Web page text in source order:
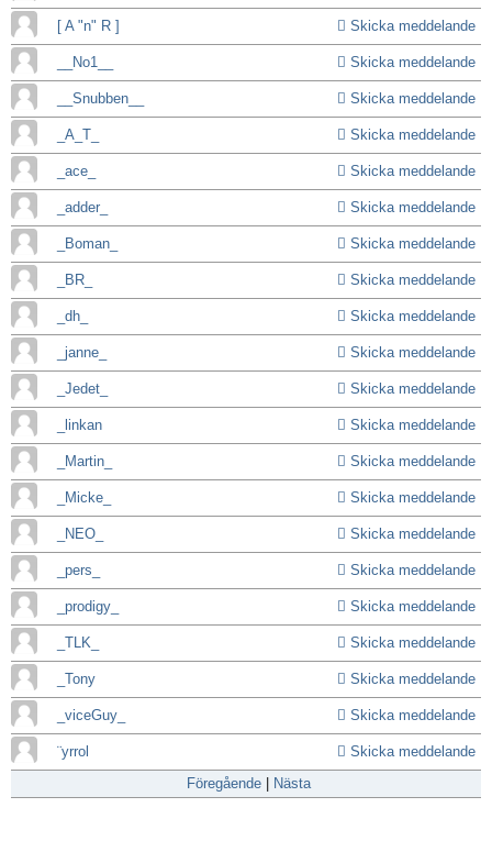
[ A "n" R ] Skicka meddelande
__No1__ Skicka meddelande
__Snubben__ Skicka meddelande
_A_T_ Skicka meddelande
_ace_ Skicka meddelande
_adder_ Skicka meddelande
_Boman_ Skicka meddelande
_BR_ Skicka meddelande
_dh_ Skicka meddelande
_janne_ Skicka meddelande
_Jedet_ Skicka meddelande
_linkan Skicka meddelande
_Martin_ Skicka meddelande
_Micke_ Skicka meddelande
_NEO_ Skicka meddelande
_pers_ Skicka meddelande
_prodigy_ Skicka meddelande
_TLK_ Skicka meddelande
_Tony Skicka meddelande
_viceGuy_ Skicka meddelande
¨yrrol
Skicka meddelande
Föregående
Nästa